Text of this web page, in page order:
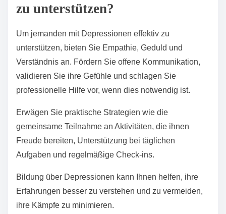
zu unterstützen?
Um jemanden mit Depressionen effektiv zu
unterstützen, bieten Sie Empathie, Geduld und
Verständnis an. Fördern Sie offene Kommunikation,
validieren Sie ihre Gefühle und schlagen Sie
professionelle Hilfe vor, wenn dies notwendig ist.
Erwägen Sie praktische Strategien wie die
gemeinsame Teilnahme an Aktivitäten, die ihnen
Freude bereiten, Unterstützung bei täglichen
Aufgaben und regelmäßige Check-ins.
Bildung über Depressionen kann Ihnen helfen, ihre
Erfahrungen besser zu verstehen und zu vermeiden,
ihre Kämpfe zu minimieren.